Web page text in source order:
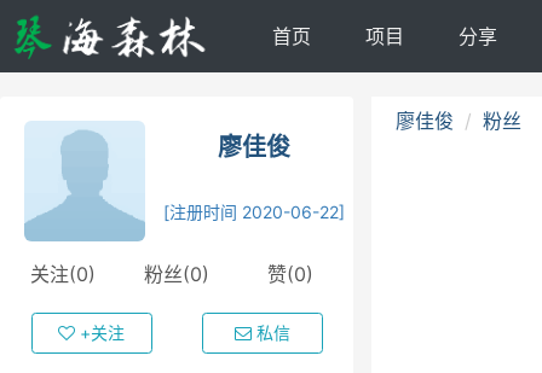
首页 项目 分享
廖佳俊
[注册时间 2020-06-22]
关注(0) 粉丝(0) 赞(0)
+关注 私信
廖佳俊 粉丝